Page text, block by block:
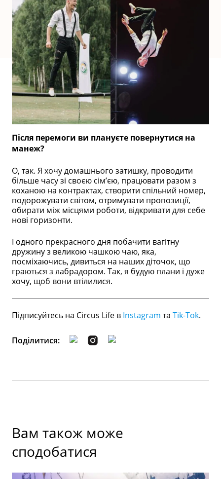
Після перемоги ви плануєте повернутися на
манеж?
О, так. Я хочу домашнього затишку, проводити
більше часу зі своєю сім’єю, працювати разом з
коханою на контрактах, створити спільний номер,
подорожувати світом, отримувати пропозиції,
обирати між місцями роботи, відкривати для себе
нові горизонти.
І одного прекрасного дня побачити вагітну
дружину з великою чашкою чаю, яка,
посміхаючись, дивиться на наших діточок, що
граються з лабрадором. Так, я будую плани і дуже
хочу, щоб вони втілилися.
Підписуйтесь на Circus Life в Instagram та Tik-Tok.
Поділитися:
Вам також може
сподобатися